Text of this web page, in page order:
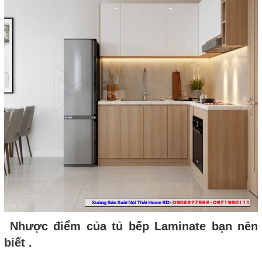
Nhược điểm của tủ bếp Laminate bạn nên
biết .